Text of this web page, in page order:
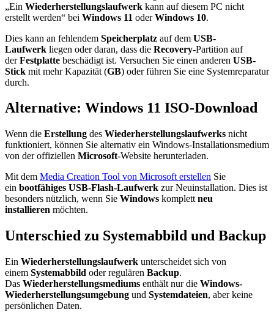
„Ein Wiederherstellungslaufwerk kann auf diesem PC nicht
erstellt werden“ bei Windows 11 oderWindows 10.​
Dies kann an fehlendem Speicherplatz auf dem USB-
Laufwerk liegen oder daran, dass die Recovery-Partition auf
derFestplatte beschädigt ist. Versuchen Sie einen anderen USB-
Stick mit mehr Kapazität (GB) oder führen Sie eine Systemreparatur
durch.
Alternative: Windows 11 ISO-Download
Wenn die Erstellung des Wiederherstellungslaufwerks nicht
funktioniert, können Sie alternativ ein Windows-Installationsmedium
von der offiziellen Microsoft-Website herunterladen.​
Mit dem Media Creation Tool von Microsoft erstellen Sie
ein bootfähiges USB-Flash-Laufwerk zur Neuinstallation. Dies ist
besonders nützlich, wenn Sie Windows komplett neu
installieren möchten.​
Unterschied zu Systemabbild und Backup
Ein Wiederherstellungslaufwerk unterscheidet sich von
einem Systemabbild oder regulären Backup.
Das Wiederherstellungsmediums enthält nur die Windows-
Wiederherstellungsumgebung und Systemdateien, aber keine
persönlichen Daten.​